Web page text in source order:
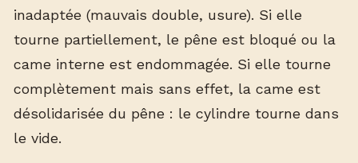
inadaptée (mauvais double, usure). Si elle
tourne partiellement, le pêne est bloqué ou la
came interne est endommagée. Si elle tourne
complètement mais sans effet, la came est
désolidarisée du pêne : le cylindre tourne dans
le vide.